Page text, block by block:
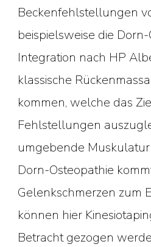
Beckenfehlstellungen
beispielsweise die
Integration nach HP
klassische
kommen, welche das
Fehlstellungen
umgebende Muskulatur
Dorn-Osteopathie
Gelenkschmerzen zum
können hier
Betracht gezogen